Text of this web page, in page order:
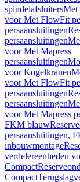
spindelafsluitersMet
voor Met FlowFit
persaansluitingen
persaansluitingen
voor Met Mapress
persaansluitingen
voor Kogelkranen
voor Met FlowFit
persaansluitingen
persaansluitingen
voor Met Mapress
FKM blauw
persaansluitingen,
inbouwmontage
verdelereenheden
Compact
Compact